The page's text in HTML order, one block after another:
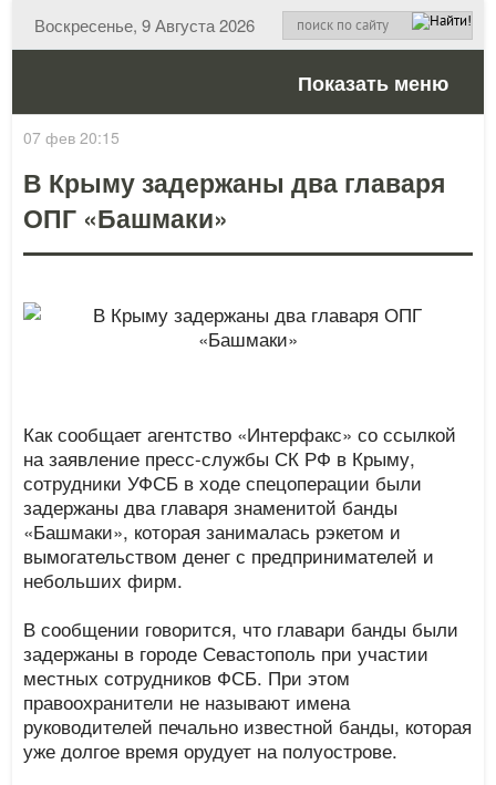
Воскресенье, 9 Августа 2026
Показать меню
07 фев 20:15
В Крыму задержаны два главаря
ОПГ «Башмаки»
Как сообщает агентство «Интерфакс» со ссылкой
на заявление пресс-службы СК РФ в Крыму,
сотрудники УФСБ в ходе спецоперации были
задержаны два главаря знаменитой банды
«Башмаки», которая занималась рэкетом и
вымогательством денег с предпринимателей и
небольших фирм.
В сообщении говорится, что главари банды были
задержаны в городе Севастополь при участии
местных сотрудников ФСБ. При этом
правоохранители не называют имена
руководителей печально известной банды, которая
уже долгое время орудует на полуострове.